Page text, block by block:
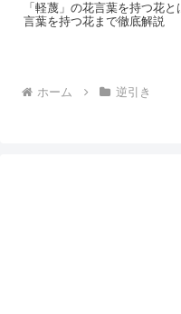
「軽蔑」の花言葉を持つ花
言葉を持つ花まで徹底解説
ホーム 逆引き